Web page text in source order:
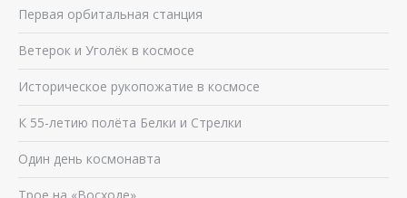
Первая орбитальная станция
Ветерок и Уголёк в космосе
Историческое рукопожатие в космосе
К 55-летию полёта Белки и Стрелки
Один день космонавта